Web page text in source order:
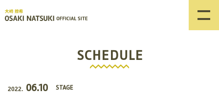
SCHEDULE
2022. 06.10 STAGE